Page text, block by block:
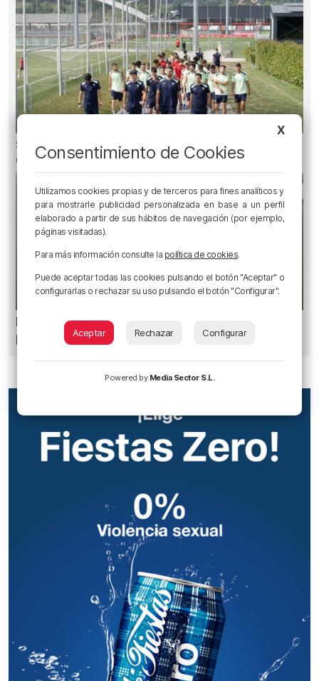
Se atrasa el inicio de La Liga para el Athletic
Club
Euskadi registra 27 picaduras de carabela
portuguesa
X
Consentimiento de Cookies
Utilizamos cookies propias y de terceros para fines analíticos y
para mostrarle publicidad personalizada en base a un perfil
elaborado a partir de sus hábitos de navegación (por ejemplo,
páginas visitadas).
Para más información consulte la política de cookies.
Puede aceptar todas las cookies pulsando el botón "Aceptar" o
configurarlas o rechazar su uso pulsando el botón "Configurar".
Aceptar Rechazar Configurar
Powered by Media Sector S.L.